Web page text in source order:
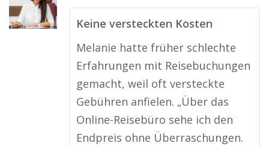
Keine versteckten Kosten
Melanie hatte früher schlechte
Erfahrungen mit Reisebuchungen
gemacht, weil oft versteckte
Gebühren anfielen. „Über das
Online-Reisebüro sehe ich den
Endpreis ohne Überraschungen.